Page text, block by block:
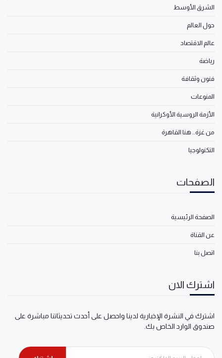
الشرق الأوسط
حول العالم
عالم الاقتصاد
رياضة
فنون وثقافة
المنوعات
الأزمة الروسية الأوكرانية
من غزة.. هنا القاهرة
التكنولوجيا
الصفحات
الصفحة الرئيسية
عن القناة
اتصل بنا
اشترك الان
اشترك في النشرة الإخبارية لدينا واحصل على أحدث تحديثاتنا مباشرة على
صندوق الوارد الخاص بك.